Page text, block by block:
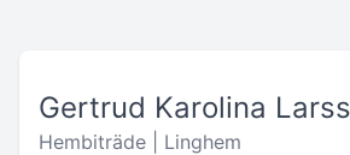
Gertrud Karolina
Hembiträde | Linghem